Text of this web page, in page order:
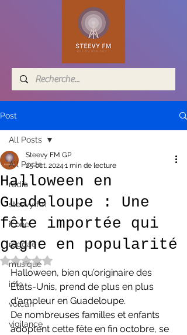
Post
All Posts
radio
steevy fm
icone
reggae
musique
info
volcan
vigilance
All Posts
Halloween en
Guadeloupe : Une
fête importée qui
gagne en popularité
Steevy FM GP
25 oct. 2024 1 min de lecture
Noté NaN étoiles sur 5.
Halloween, bien qu’originaire des
États-Unis, prend de plus en plus
d'ampleur en Guadeloupe.
De nombreuses familles et enfants
adoptent cette fête en fin octobre, se